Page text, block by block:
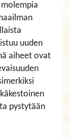
uuden
aiheet ovat
pystytään